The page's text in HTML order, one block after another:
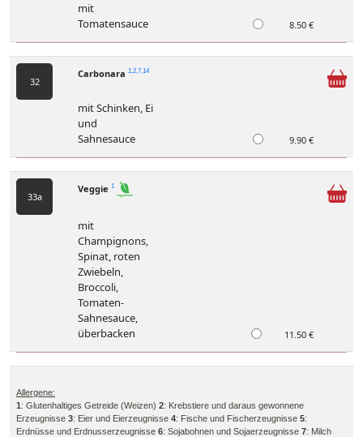
mit
Tomatensauce
8.50 €
32
Carbonara 1,2,7,14
mit Schinken, Ei
und
Sahnesauce
9.90 €
33a
Veggie 1
mit
Champignons,
Spinat, roten
Zwiebeln,
Broccoli,
Tomaten-
Sahnesauce,
überbacken
11.50 €
Allergene:
1: Glutenhaltiges Getreide (Weizen) 2: Krebstiere und daraus gewonnene
Erzeugnisse 3: Eier und Eierzeugnisse 4: Fische und Fischerzeugnisse 5:
Erdnüsse und Erdnusserzeugnisse 6: Sojabohnen und Sojaerzeugnisse 7: Milch